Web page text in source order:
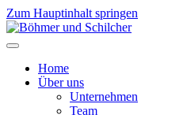
Zum Hauptinhalt springen
Home
Über uns
Unternehmen
Team